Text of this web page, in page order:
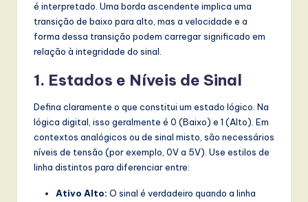
é interpretado. Uma borda ascendente implica uma
transição de baixo para alto, mas a velocidade e a
forma dessa transição podem carregar significado em
relação à integridade do sinal.
1. Estados e Níveis de Sinal
Defina claramente o que constitui um estado lógico. Na
lógica digital, isso geralmente é 0 (Baixo) e 1 (Alto). Em
contextos analógicos ou de sinal misto, são necessários
níveis de tensão (por exemplo, 0V a 5V). Use estilos de
linha distintos para diferenciar entre:
Ativo Alto: O sinal é verdadeiro quando a linha